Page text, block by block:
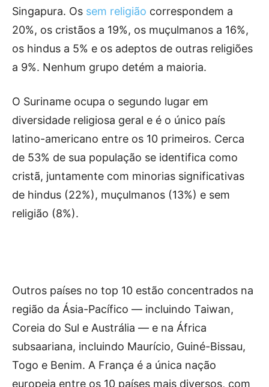
Singapura. Os sem religião correspondem a
20%, os cristãos a 19%, os muçulmanos a 16%,
os hindus a 5% e os adeptos de outras religiões
a 9%. Nenhum grupo detém a maioria.
O Suriname ocupa o segundo lugar em
diversidade religiosa geral e é o único país
latino-americano entre os 10 primeiros. Cerca
de 53% de sua população se identifica como
cristã, juntamente com minorias significativas
de hindus (22%), muçulmanos (13%) e sem
religião (8%).
Outros países no top 10 estão concentrados na
região da Ásia-Pacífico — incluindo Taiwan,
Coreia do Sul e Austrália — e na África
subsaariana, incluindo Maurício, Guiné-Bissau,
Togo e Benim. A França é a única nação
europeia entre os 10 países mais diversos, com